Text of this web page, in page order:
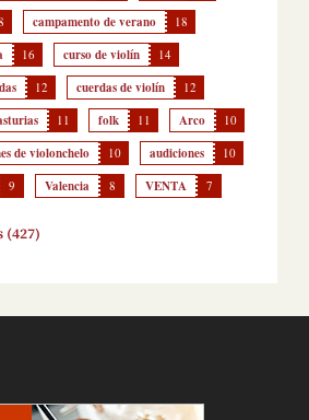
campamento de verano 18
16 curso de violín 14
12 cuerdas de violín 12
11 folk 11 Arco 10
de violonchelo 10 audiciones 10
9 Valencia 8 VENTA 7
(427)